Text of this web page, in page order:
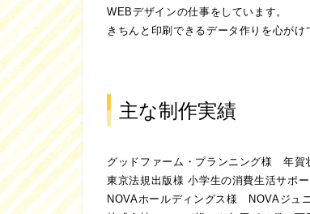
WEBデザインの仕事をしています。
きちんと印刷できるデータ作りを心がけ
主な制作実績
グッドファーム・プランニング様 年賀
東京法規出版様 小学生の消費生活サポ
NOVAホールディングス様 NOVAジュ